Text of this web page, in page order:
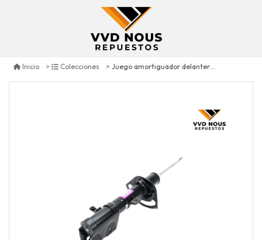
Inicio Colecciones Juego amortiguador delantero d-i jeep compass 2.0 2007/2017